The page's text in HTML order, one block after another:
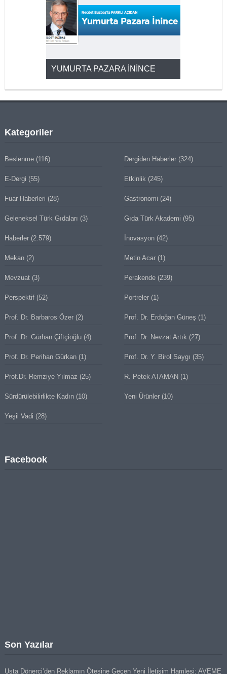
YUMURTA PAZARA İNİNCE
Kategoriler
Beslenme(116) Dergiden Haberler (324)
E-Dergi (55) Etkinlik (245)
Fuar Haberleri (28) Gastronomi (24)
Geleneksel Türk Gıdaları (3) Gıda Türk Akademi (95)
Haberler(2.579) İnovasyon (42)
Mekan(2) Metin Acar (1)
Mevzuat(3) Perakende (239)
Perspektif(52) Portreler (1)
Prof. Dr. Barbaros Özer(2) Prof. Dr. Erdoğan Güneş (1)
Prof. Dr. Gürhan Çiftçioğlu(4) Prof. Dr. Nevzat Artık (27)
Prof. Dr. Perihan Gürkan(1) Prof. Dr. Y. Birol Saygı (35)
Prof.Dr. Remziye Yılmaz (25) R. Petek ATAMAN (1)
Sürdürülebilirlikte Kadın(10) Yeni Ürünler (10)
Yeşil Vadi (28)
Facebook
Son Yazılar
Usta Dönerci’den Reklamın Ötesine Geçen Yeni İletişim Hamlesi: AVEME